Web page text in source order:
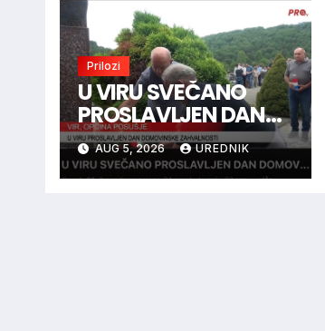
Prilozi
U VIRU SVEČANO
PROSLAVLJEN DAN
DOMOVINSKE
ZAHVALNOSTI
AUG 5, 2026 UREDNIK